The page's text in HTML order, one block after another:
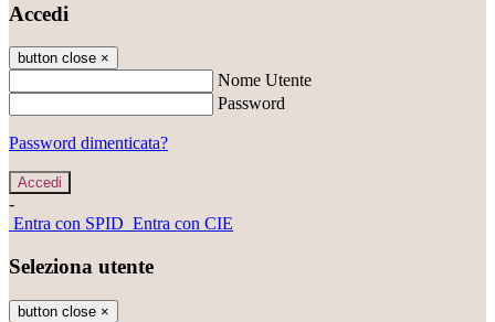
Accedi
button close ×
Nome Utente
Password
Password dimenticata?
-
Entra con SPID Entra con CIE
Seleziona utente
button close ×